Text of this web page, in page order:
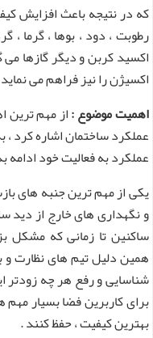
که در نتیجه باعث افزایش
رطوبت ، دود ، بوها ، گرما ،
اکسید کربن و دیگر گازها
اکسیژن را نیز فراهم می
اهمیت موضوع:از مهم ترین
عملکرد ساختمان اشاره کرد ،
عملکرد به فعالیت خود ادامه
یکی از مهم ترین جنبه های
و نگهداری های خارج از دید
ساکنین تا زمانی که مشکل
همین دلیل تیم های نظارت و
شناسایی و رفع هر چه زودتر
برای کاربرین فضا بسیار
بهترین کیفیت ، حفظ کنند .